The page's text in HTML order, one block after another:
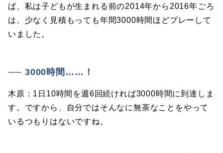
ば、私は子どもが生まれる前の2014年から2016年ごろ
は、少なく見積もっても年間3000時間ほどプレーして
いました。
── 3000時間……！
木原：1日10時間を週6回続ければ3000時間に到達しま
す。ですから、自分ではそんなに無茶なことをやって
いるつもりはないですね。